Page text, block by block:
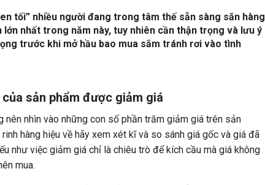
tối” nhiều người đang trong tâm thế sẵn sàng săn hàng
nhất trong năm này, tuy nhiên cần thận trọng và lưu ý
trước khi mở hầu bao mua sắm tránh rơi vào tình
sản phẩm được giảm giá
nên nhìn vào những con số phần trăm giảm giá trên sản
hàng hiệu về hãy xem xét kĩ và so sánh giá gốc và giá đã
như việc giảm giá chỉ là chiêu trò để kích cầu mà giá không
mua.